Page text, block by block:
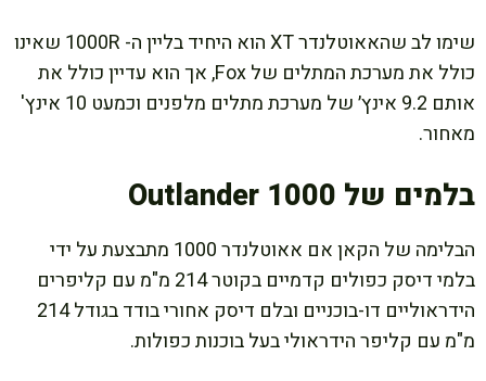
שימו לב שהאאוטלנדר XT הוא היחיד בליין ה- 1000R שאינו
כולל את מערכת המתלים של Fox, אך הוא עדיין כולל את
אותם 9.2 אינץ׳ של מערכת מתלים מלפנים וכמעט 10 אינץ'
מאחור.
בלמים של Outlander 1000
הבלימה של הקאן אם אאוטלנדר 1000 מתבצעת על ידי
בלמי דיסק כפולים קדמיים בקוטר 214 מ"מ עם קליפרים
הידראוליים דו-בוכניים ובלם דיסק אחורי בודד בגודל 214
מ"מ עם קליפר הידראולי בעל בוכנות כפולות.